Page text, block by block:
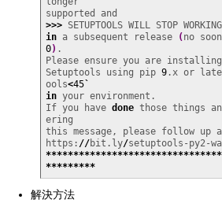
>>> SETUPTOOLS WILL STOP WORKING
in a subsequent release (no
0) .
Please ensure you are installing
Setuptools using pip 9.x or
ools<45`
in your environment.
If you have done those things
ering
this message, please follow up
https: //bit.ly/
*********
解決方法